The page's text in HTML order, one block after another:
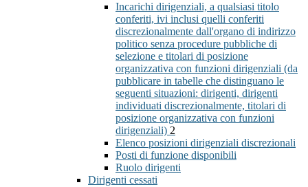
Incarichi dirigenziali, a qualsiasi titolo
conferiti, ivi inclusi quelli conferiti
discrezionalmente dall'organo di indirizzo
politico senza procedure pubbliche di
selezione e titolari di posizione
organizzativa con funzioni dirigenziali (da
pubblicare in tabelle che distinguano le
seguenti situazioni: dirigenti, dirigenti
individuati discrezionalmente, titolari di
posizione organizzativa con funzioni
dirigenziali) 2
Elenco posizioni dirigenziali discrezionali
Posti di funzione disponibili
Ruolo dirigenti
Dirigenti cessati